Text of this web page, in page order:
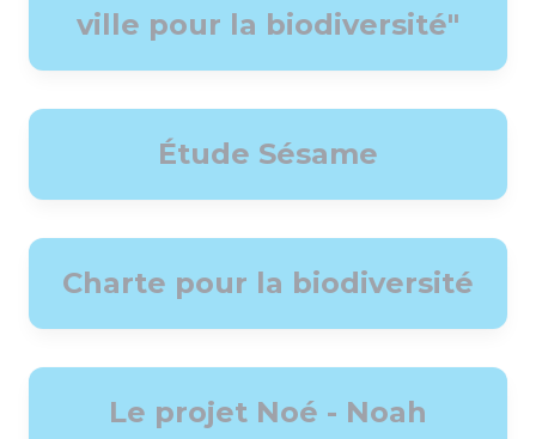
ville pour la biodiversité"
Étude Sésame
Charte pour la biodiversité
Le projet Noé - Noah